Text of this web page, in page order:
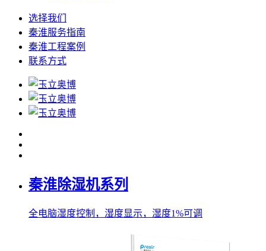
选择我们
秦淮服务指南
秦淮工程案例
联系方式
秦淮除湿机系列
全电脑湿度控制，湿度显示，湿度1%可调